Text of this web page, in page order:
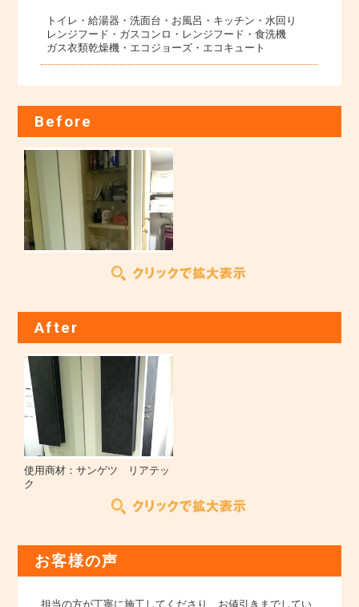
トイレ・給湯器・洗面台・お風呂・キッチン・水回り
レンジフード・ガスコンロ・レンジフード・食洗機
ガス衣類乾燥機・エコジョーズ・エコキュート
Before
After
使用商材：サンゲツ リアテッ
ク
お客様の声
担当の方が丁寧に施工してくださり、お値引きまでしてい